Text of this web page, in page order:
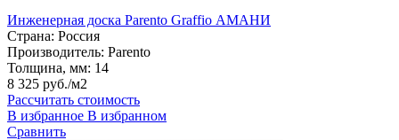
Инженерная доска Parento Graffio АМАНИ
Страна: Россия
Производитель: Parento
Толщина, мм: 14
8 325 руб./м2
Рассчитать стоимость
В избранное В избранном
Сравнить